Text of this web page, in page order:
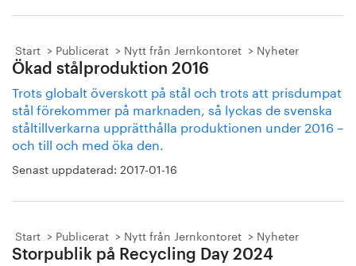
Start Publicerat Nytt från Jernkontoret Nyheter
Ökad stålproduktion 2016
Trots globalt överskott på stål och trots att prisdumpat
stål förekommer på marknaden, så lyckas de svenska
ståltillverkarna upprätthålla produktionen under 2016 –
och till och med öka den.
Senast uppdaterad: 2017-01-16
Start Publicerat Nytt från Jernkontoret Nyheter
Storpublik på Recycling Day 2024